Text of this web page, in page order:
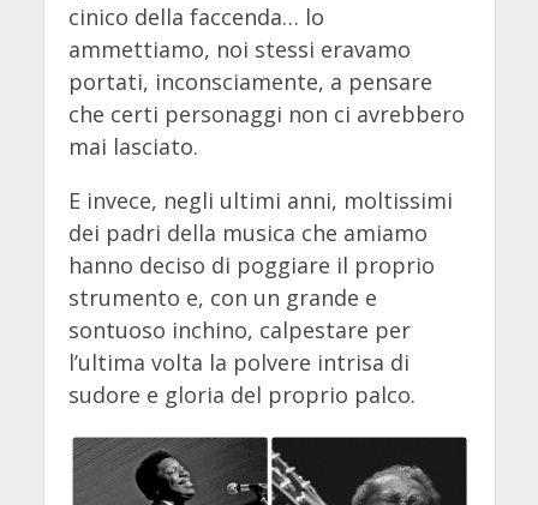
cinico della faccenda… lo
ammettiamo, noi stessi eravamo
portati, inconsciamente, a pensare
che certi personaggi non ci avrebbero
mai lasciato.
E invece, negli ultimi anni, moltissimi
dei padri della musica che amiamo
hanno deciso di poggiare il proprio
strumento e, con un grande e
sontuoso inchino, calpestare per
l’ultima volta la polvere intrisa di
sudore e gloria del proprio palco.